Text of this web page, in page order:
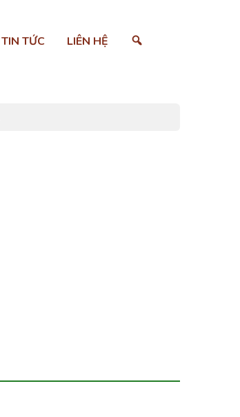
TIN TỨC LIÊN HỆ